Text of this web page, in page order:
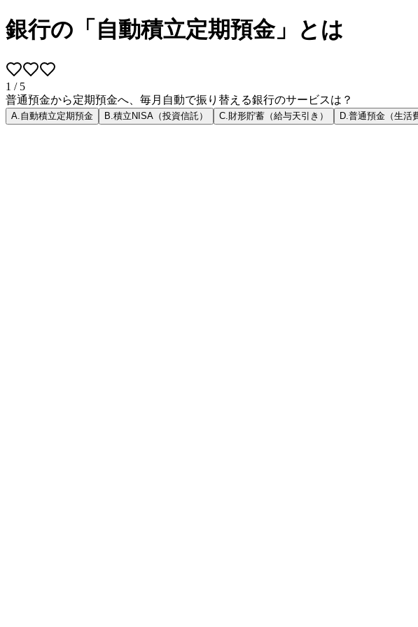
銀行の「自動積立定期預金」とは
1 / 5
普通預金から定期預金へ、毎月自動で振り替える銀行のサービスは？
A 自動積立定期預金 B 積立NISA（投資信託） C 財形貯蓄（給与天引き） D 普通預金（生活